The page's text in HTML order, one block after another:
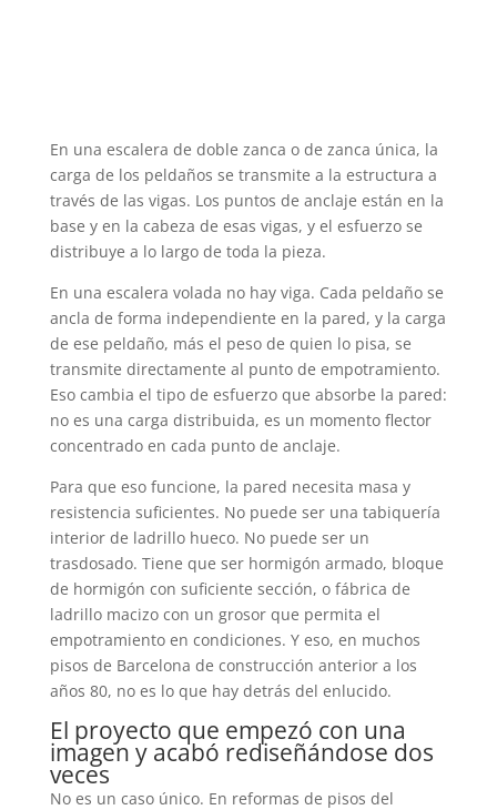
En una escalera de doble zanca o de zanca única, la
carga de los peldaños se transmite a la estructura a
través de las vigas. Los puntos de anclaje están en la
base y en la cabeza de esas vigas, y el esfuerzo se
distribuye a lo largo de toda la pieza.
En una escalera volada no hay viga. Cada peldaño se
ancla de forma independiente en la pared, y la carga
de ese peldaño, más el peso de quien lo pisa, se
transmite directamente al punto de empotramiento.
Eso cambia el tipo de esfuerzo que absorbe la pared:
no es una carga distribuida, es un momento flector
concentrado en cada punto de anclaje.
Para que eso funcione, la pared necesita masa y
resistencia suficientes. No puede ser una tabiquería
interior de ladrillo hueco. No puede ser un
trasdosado. Tiene que ser hormigón armado, bloque
de hormigón con suficiente sección, o fábrica de
ladrillo macizo con un grosor que permita el
empotramiento en condiciones. Y eso, en muchos
pisos de Barcelona de construcción anterior a los
años 80, no es lo que hay detrás del enlucido.
El proyecto que empezó con una
imagen y acabó rediseñándose dos
veces
No es un caso único. En reformas de pisos del